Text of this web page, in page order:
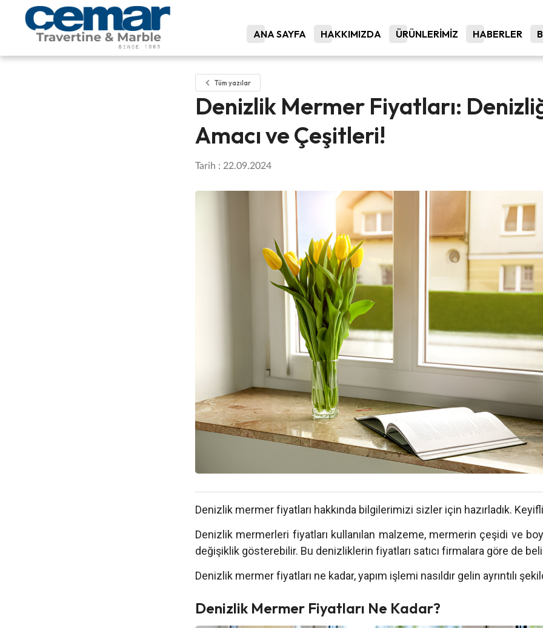
ANA SAYFA HAKKIMIZDA ÜRÜNLERİMİZ HABERLER
Tüm yazılar
Denizlik Mermer Fiyatları:
Amacı ve Çeşitleri!
Tarih : 22.09.2024
Denizlik mermer fiyatları hakkında bilgilerimizi sizler için hazırladık.
Denizlik mermerleri fiyatları kullanılan malzeme, mermerin çeşidi ve
değişiklik gösterebilir. Bu denizliklerin fiyatları satıcı firmalara göre de
Denizlik mermer fiyatları ne kadar, yapım işlemi nasıldır gelin ayrıntılı
Denizlik Mermer Fiyatları Ne Kadar?